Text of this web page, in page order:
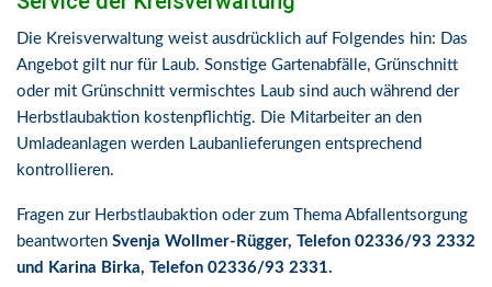
Die Kreisverwaltung weist ausdrücklich auf Folgendes hin: Das
Angebot gilt nur für Laub. Sonstige Gartenabfälle, Grünschnitt
oder mit Grünschnitt vermischtes Laub sind auch während der
Herbstlaubaktion kostenpflichtig. Die Mitarbeiter an den
Umladeanlagen werden Laubanlieferungen entsprechend
kontrollieren.
Fragen zur Herbstlaubaktion oder zum Thema Abfallentsorgung
beantworten Svenja Wollmer-Rügger, Telefon 02336/93 2332
und Karina Birka, Telefon 02336/93 2331.